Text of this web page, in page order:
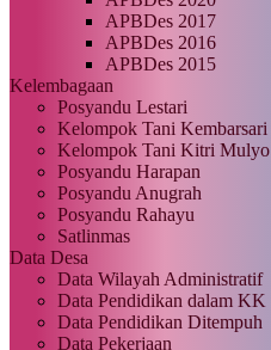
APBDes 2017
APBDes 2016
APBDes 2015
Kelembagaan
Posyandu Lestari
Kelompok Tani Kembarsari
Kelompok Tani Kitri Mulyo
Posyandu Harapan
Posyandu Anugrah
Posyandu Rahayu
Satlinmas
Data Desa
Data Wilayah Administratif
Data Pendidikan dalam KK
Data Pendidikan Ditempuh
Data Pekerjaan